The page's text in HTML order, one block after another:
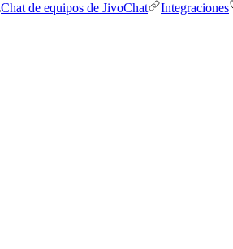
Chat de equipos de JivoChat Integraciones